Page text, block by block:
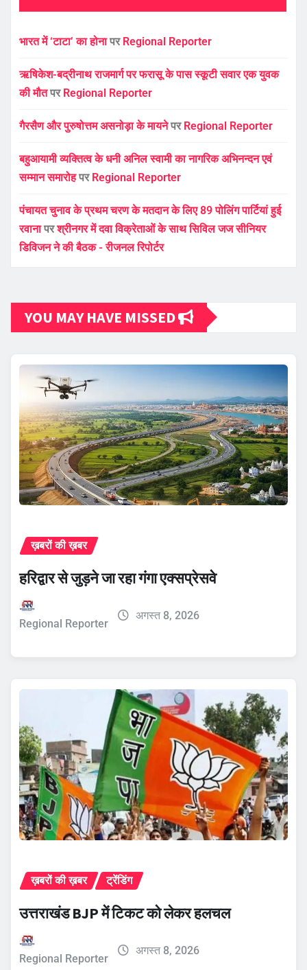
भारत में ‘टाटा’ का होनापर Regional Reporter
ऋषिकेश-बद्रीनाथ राजमार्ग पर फरासू के पास स्कूटी सवार एक युवक
की मौतपर Regional Reporter
गैरसैण और पुरुषोत्तम असनोड़ा के मायनेपर Regional Reporter
बहुआयामी व्यक्तित्व के धनी अनिल स्वामी का नागरिक अभिनन्दन एवं
सम्मान समारोहपर Regional Reporter
पंचायत चुनाव के प्रथम चरण के मतदान के लिए 89 पोलिंग पार्टियां हुई
रवानापरश्रीनगर में दवा विक्रेताओं के साथ सिविल जज सीनियर
डिविजन ने की बैठक - रीजनल रिपोर्टर
YOU MAY HAVE MISSED
ख़बरों की ख़बर
हरिद्वार से जुड़ने जा रहा गंगा एक्सप्रेसवे
Regional Reporter
अगस्त 8, 2026
ख़बरों की ख़बर ट्रेंडिंग
उत्तराखंड BJP में टिकट को लेकर हलचल
Regional Reporter
अगस्त 8, 2026